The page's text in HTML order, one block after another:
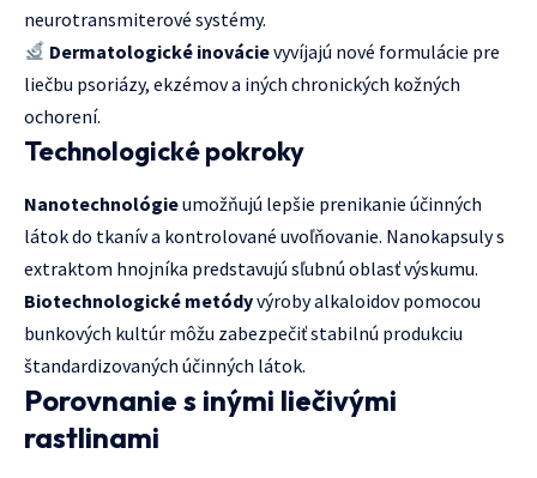
neurotransmiterové systémy.
Dermatologické inovácievyvíjajú nové formulácie pre
liečbu psoriázy, ekzémov a iných chronických kožných
ochorení.
Technologické pokroky
Nanotechnológieumožňujú lepšie prenikanie účinných
látok do tkanív a kontrolované uvoľňovanie. Nanokapsuly s
extraktom hnojníka predstavujú sľubnú oblasť výskumu.
Biotechnologické metódyvýroby alkaloidov pomocou
bunkových kultúr môžu zabezpečiť stabilnú produkciu
štandardizovaných účinných látok.
Porovnanie s inými liečivými
rastlinami